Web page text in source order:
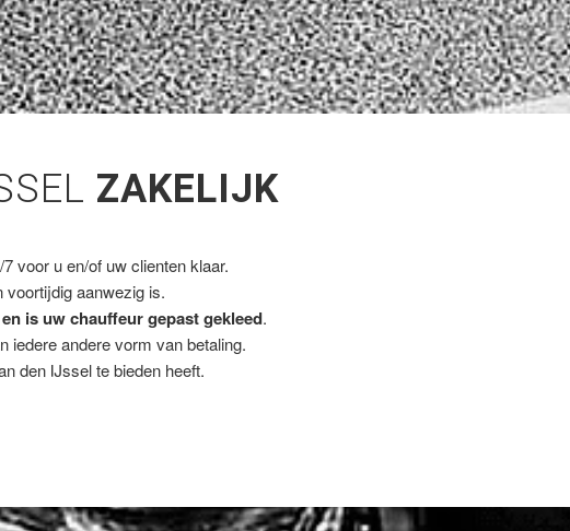
ZAKELIJK
voor u en/of uw clienten klaar.
voortijdig aanwezig is.
is uw chauffeur gepast gekleed.
iedere andere vorm van betaling.
den IJssel te bieden heeft.